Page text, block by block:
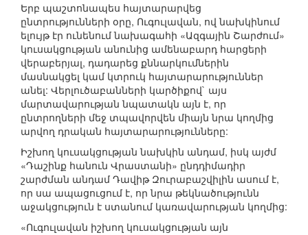
Երբ պաշտոնապես հայտարարվեց
ընտրությունների օրը, Ուգուլավան, ով նախկինում
ելույթ էր ունենում նախագահի «Ազգային Շարժում»
կուսակցության անունից ամենաբարդ հարցերի
վերաբերյալ, դադարեց քննարկումներին
մասնակցել կամ կտրուկ հայտարարություններ
անել: Վերլուծաբանների կարծիքով` այս
մարտավարության նպատակն այն է, որ
ընտրողների մեջ տպավորվեն միայն նրա կողմից
արվող դրական հայտարարությունները:
Իշխող կուսակցության նախկին անդամ, իսկ այժմ
«Դաշինք հանուն Վրաստանի» ընդդիմադիր
շարժման անդամ Դավիթ Զուրաբաշվիլին ասում է,
որ սա ապացուցում է, որ նրա թեկնածությունն
աջակցություն է ստանում կառավարության կողմից:
«Ուգուլավան իշխող կուսակցության այն